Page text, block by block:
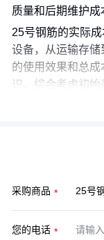
质量和后期维护成
25号钢筋的实际
设备，从运输存
的使用效果和总
识，综合考虑初
采购商品
您的电话